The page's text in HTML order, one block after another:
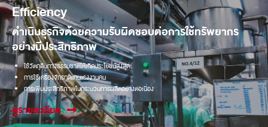
Efficiency
ดำเนินธุรกิจด้วยความรับผิดชอบต่อการใช้ทรัพยากร
อย่างมีประสิทธิภาพ
ใช้วัตถุดิบทางธรรมชาติให้เกิดประโยชน์สูงสุด
การใช้เครื่องจักรทดแทนแรงงานคน
การเพิ่มประสิทธิภาพในกระบวนการผลิตอย่างต่อเนื่อง
ดูรายละเอียด